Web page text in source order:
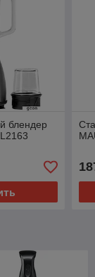
блендер